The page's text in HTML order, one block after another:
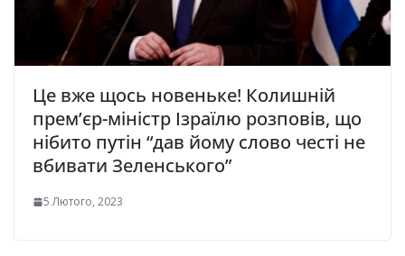
Це вже щось новеньке! Колишній
прем’єр-міністр Ізраїлю розповів, що
нібито путін “дав йому слово честі не
вбивати Зеленського”
5 Лютого, 2023